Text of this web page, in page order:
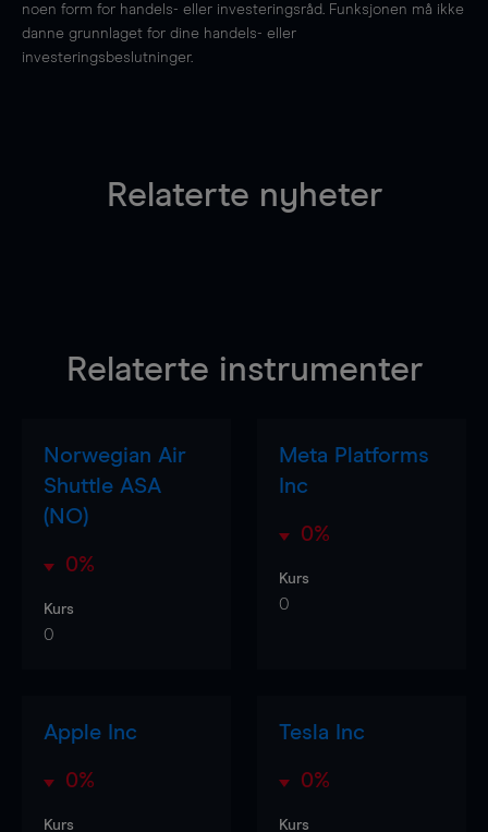
noen form for handels- eller investeringsråd. Funksjonen må ikke
danne grunnlaget for dine handels- eller
investeringsbeslutninger.
Relaterte nyheter
Relaterte instrumenter
Norwegian Air
Shuttle ASA
(NO)
0%
Kurs
0
Meta Platforms
Inc
0%
Kurs
0
Apple Inc
0%
Kurs
Tesla Inc
0%
Kurs